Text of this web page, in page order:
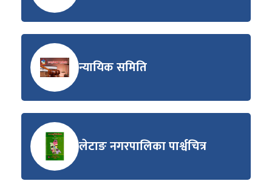
न्यायिक समिति
लेटाङ नगरपालिका पार्श्वचित्र